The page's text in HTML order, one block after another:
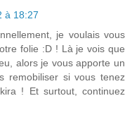
à 18:27
je voulais vous
folie :D ! Là je vois que
alors je vous apporte un
remobiliser si vous tenez
! Et surtout, continuez